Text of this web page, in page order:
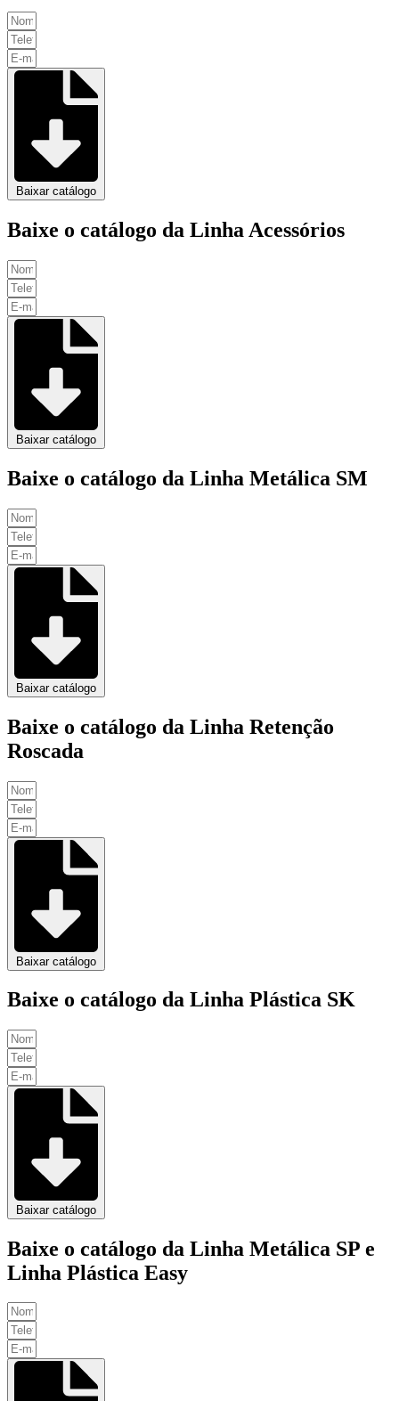
Baixar catálogo
Baixe o catálogo da Linha Acessórios
Baixar catálogo
Baixe o catálogo da Linha Metálica SM
Baixar catálogo
Baixe o catálogo da Linha Retenção
Roscada
Baixar catálogo
Baixe o catálogo da Linha Plástica SK
Baixar catálogo
Baixe o catálogo da Linha Metálica SP e
Linha Plástica Easy